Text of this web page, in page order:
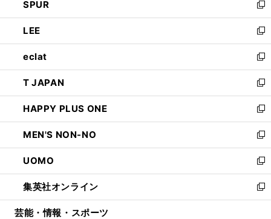
で
開
く
ド
ウ
で
開
く
ィ
ン
ド
ウ
で
開
く
い
ウ
ィ
ン
ド
ウ
で
開
く
SPUR
新
し
い
ウ
ィ
ン
ド
ウ
で
開
く
LEE
新
し
い
ウ
ィ
ン
ド
ウ
で
開
く
eclat
新
し
い
ウ
ィ
ン
ド
ウ
で
開
く
T JAPAN
新
し
い
ウ
ィ
ン
ド
ウ
で
開
HAPPY PLUS ONE
新
し
い
ウ
ィ
ン
ド
ウ
MEN'S NON-NO
新
し
い
ウ
ィ
ン
UOMO
新
し
い
ウ
集英社オンライン
新
し
芸能・情報・スポーツ